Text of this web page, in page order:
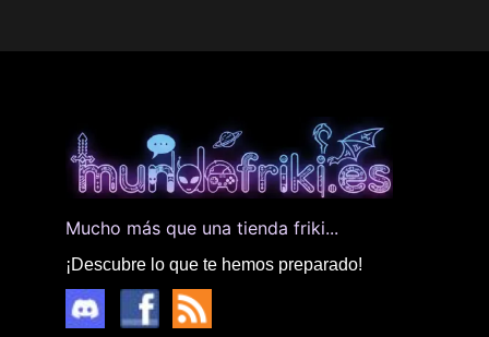
Mucho más que una tienda friki...
¡Descubre lo que te hemos preparado!